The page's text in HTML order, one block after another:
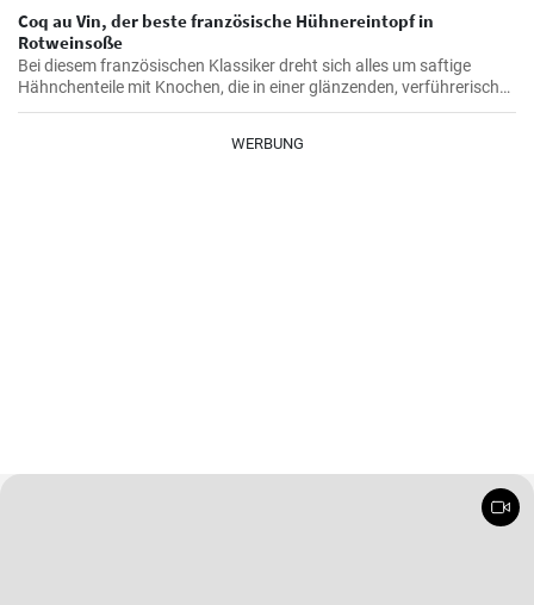
Coq au Vin, der beste französische Hühnereintopf in
Rotweinsoße
Bei diesem französischen Klassiker dreht sich alles um saftige
Hähnchenteile mit Knochen, die in einer glänzenden, verführerisch
dunklen und reichhaltigen Rotweinsauce geschmort werden.
WERBUNG